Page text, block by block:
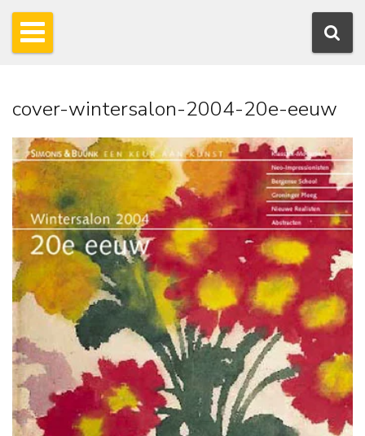
cover-wintersalon-2004-20e-eeuw